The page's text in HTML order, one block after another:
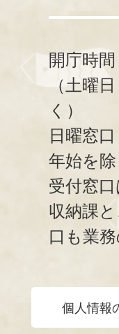
開庁時間
（土曜
く）
日曜窓口
年始を除
受付窓
収納課と
口も業務
個人情報